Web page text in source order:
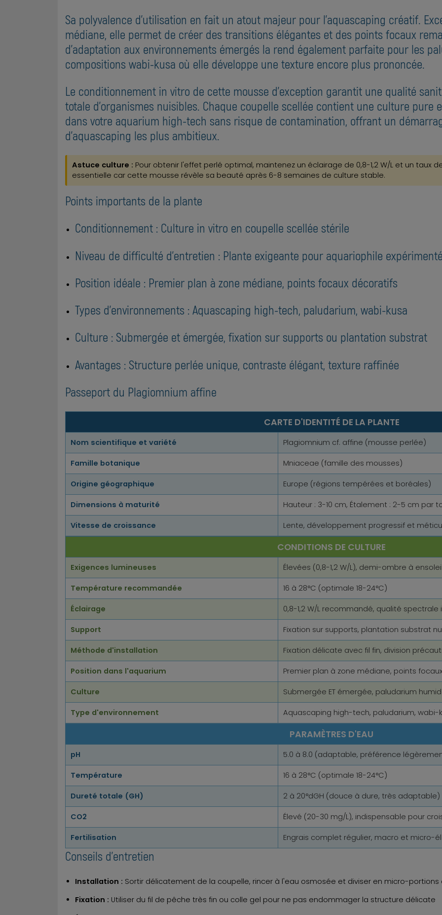
Sa polyvalence d'utilisation en fait un atout majeur pour l'aquascaping créatif.
médiane, elle permet de créer des transitions élégantes et des points focaux
d'adaptation aux environnements émergés la rend également parfaite pour les
compositions wabi-kusa où elle développe une texture encore plus prononcée.
Le conditionnement in vitro de cette mousse d'exception garantit une qualité
totale d'organismes nuisibles. Chaque coupelle scellée contient une culture pure
dans votre aquarium high-tech sans risque de contamination, offrant un
d'aquascaping les plus ambitieux.
Astuce culture : Pour obtenir l'effet perlé optimal, maintenez un éclairage de 0,8-1,2 W/L et un taux
essentielle car cette mousse révèle sa beauté après 6-8 semaines de culture stable.
Points importants de la plante
Conditionnement : Culture in vitro en coupelle scellée stérile
Niveau de difficulté d'entretien : Plante exigeante pour aquariophile
Position idéale : Premier plan à zone médiane, points focaux décoratifs
Types d'environnements : Aquascaping high-tech, paludarium, wabi-kusa
Culture : Submergée et émergée, fixation sur supports ou plantation substrat
Avantages : Structure perlée unique, contraste élégant, texture raffinée
Passeport du Plagiomnium affine
CARTE D'IDENTITÉ DE LA PLANTE
Nom scientifique et variété Plagiomnium cf. affine (mousse perlée)
Famille botanique Mniaceae (famille des mousses)
Origine géographique Europe (régions tempérées et boréales)
Dimensions à maturité Hauteur : 3-10 cm, Étalement : 2-5 cm par
Vitesse de croissance Lente, développement progressif et
CONDITIONS DE CULTURE
Exigences lumineuses Élevées (0,8-1,2 W/L), demi-ombre à
Température recommandée 16 à 28°C (optimale 18-24°C)
Éclairage 0,8-1,2 W/L recommandé, qualité
Support Fixation sur supports, plantation substrat
Méthode d'installation Fixation délicate avec fil fin, division
Position dans l'aquarium Premier plan à zone médiane, points
Culture Submergée ET émergée, paludarium
Type d'environnement Aquascaping high-tech, paludarium, wabi-
PARAMÈTRES D'EAU
pH 5.0 à 8.0 (adaptable, préférence
Température 16 à 28°C (optimale 18-24°C)
Dureté totale (GH) 2 à 20°dGH (douce à dure, très adaptable)
CO2 Élevé (20-30 mg/L), indispensable pour
Fertilisation Engrais complet régulier, macro et micro-
Conseils d'entretien
Installation : Sortir délicatement de la coupelle, rincer à l'eau osmosée et diviser en micro-
Fixation : Utiliser du fil de pêche très fin ou colle gel pour ne pas endommager la structure délicate